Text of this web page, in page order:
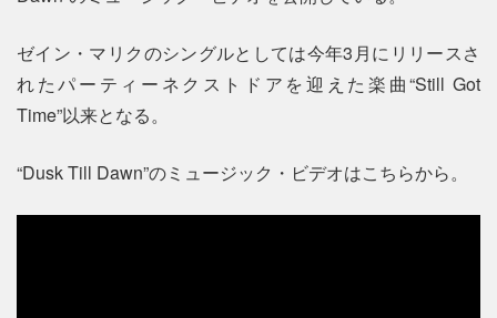
ゼイン・マリクのシングルとしては今年3月にリリースさ
れたパーティーネクストドアを迎えた楽曲“Still Got
Time”以来となる。
“Dusk Till Dawn”のミュージック・ビデオはこちらから。